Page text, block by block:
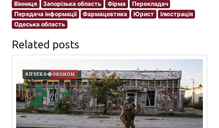
Вінниця Запорізька область Фірма
Перекладач
Передача інформації
Фармацевтика Юрист
Ілюстрація
Одеська область
Related posts